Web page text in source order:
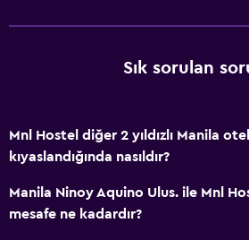
Sık sorulan
Mnl Hostel diğer 2 yıldızlı Manila
kıyaslandığında nasıldır?
Manila Ninoy Aquino Ulus. ile Mnl
mesafe ne kadardır?